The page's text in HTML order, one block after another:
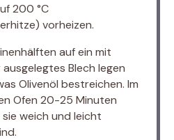
200 °C
vorheizen.
auf ein mit
Blech legen
Olivenöl bestreichen. Im
Ofen 20-25 Minuten
weich und leicht